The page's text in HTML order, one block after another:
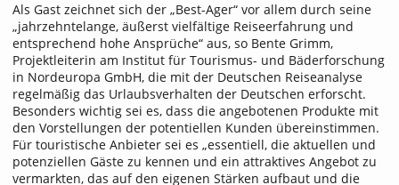
Als Gast zeichnet sich der „Best-Ager“ vor allem durch seine
„jahrzehntelange, äußerst vielfältige Reiseerfahrung und
entsprechend hohe Ansprüche“ aus, so Bente Grimm,
Projektleiterin am Institut für Tourismus- und Bäderforschung
in Nordeuropa GmbH, die mit der Deutschen Reiseanalyse
regelmäßig das Urlaubsverhalten der Deutschen erforscht.
Besonders wichtig sei es, dass die angebotenen Produkte mit
den Vorstellungen der potentiellen Kunden übereinstimmen.
Für touristische Anbieter sei es „essentiell, die aktuellen und
potenziellen Gäste zu kennen und ein attraktives Angebot zu
vermarkten, das auf den eigenen Stärken aufbaut und die